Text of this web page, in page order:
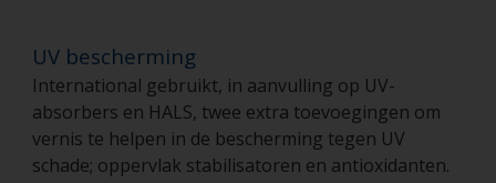
UV bescherming
International gebruikt, in aanvulling op UV-
absorbers en HALS, twee extra toevoegingen om
vernis te helpen in de bescherming tegen UV
schade; oppervlak stabilisatoren en antioxidanten.